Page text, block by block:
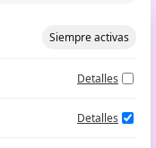
Aceptar mínimas
Siempre activas
Detalles
Detalles